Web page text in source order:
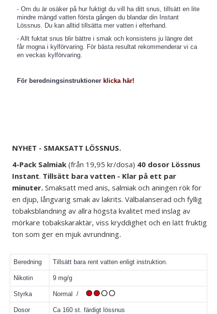
- Om du är osäker på hur fuktigt du vill ha ditt snus, tillsätt en lite
mindre mängd vatten första gången du blandar din Instant
Lössnus. Du kan alltid tillsätta mer vatten i efterhand.
- Allt fuktat snus blir bättre i smak och konsistens ju längre det
får mogna i kylförvaring. För bästa resultat rekommenderar vi ca
en veckas kylförvaring.
För beredningsinstruktioner klicka här!
NYHET - SMAKSATT LÖSSNUS.
4-Pack Salmiak (från 19,95 kr/dosa) 40 dosor Lössnus
Instant. Tillsätt bara vatten - Klar på ett par
minuter. Smaksatt med anis, salmiak och aningen rök för
en djup, långvarig smak av lakrits. Välbalanserad och fyllig
tobaksblandning av allra högsta kvalitet med inslag av
mörkare tobakskaraktär, viss kryddighet och en lätt fruktig
ton som ger en mjuk avrundning.
Beredning Tillsätt bara rent vatten enligt instruktion.
Nikotin 9 mg/g
Styrka Normal /
Dosor Ca 160 st. färdigt lössnus